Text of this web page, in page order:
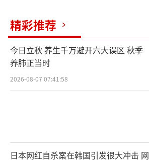
精彩推荐
今日立秋 养生千万避开六大误区 秋季
养肺正当时
2026-08-07 07:41:58
日本网红自杀案在韩国引发很大冲击 网